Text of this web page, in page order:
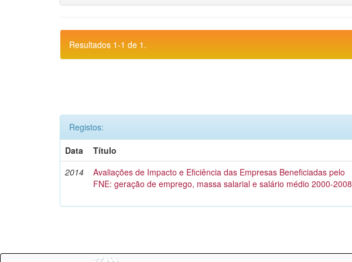
Resultados 1-1 de 1.
Registos:
Data
Título
2014
Avaliações de Impacto e Eficiência das Empresas Beneficiadas pelo
FNE: geração de emprego, massa salarial e salário médio 2000-2008